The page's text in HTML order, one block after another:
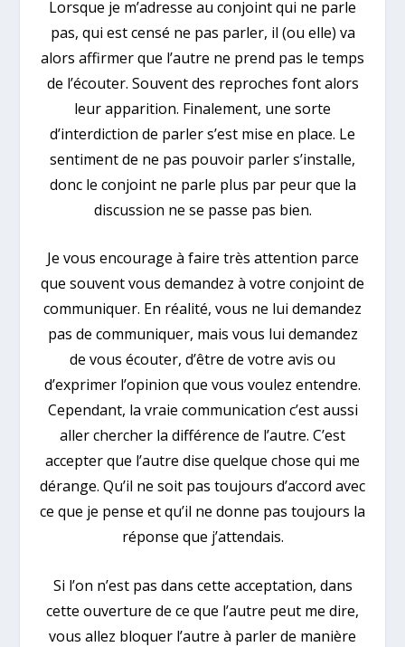
Lorsque je m’adresse au conjoint qui ne parle
pas, qui est censé ne pas parler, il (ou elle) va
alors affirmer que l’autre ne prend pas le temps
de l’écouter. Souvent des reproches font alors
leur apparition. Finalement, une sorte
d’interdiction de parler s’est mise en place. Le
sentiment de ne pas pouvoir parler s’installe,
donc le conjoint ne parle plus par peur que la
discussion ne se passe pas bien.
Je vous encourage à faire très attention parce
que souvent vous demandez à votre conjoint de
communiquer. En réalité, vous ne lui demandez
pas de communiquer, mais vous lui demandez
de vous écouter, d’être de votre avis ou
d’exprimer l’opinion que vous voulez entendre.
Cependant, la vraie communication c’est aussi
aller chercher la différence de l’autre. C’est
accepter que l’autre dise quelque chose qui me
dérange. Qu’il ne soit pas toujours d’accord avec
ce que je pense et qu’il ne donne pas toujours la
réponse que j’attendais.
Si l’on n’est pas dans cette acceptation, dans
cette ouverture de ce que l’autre peut me dire,
vous allez bloquer l’autre à parler de manière